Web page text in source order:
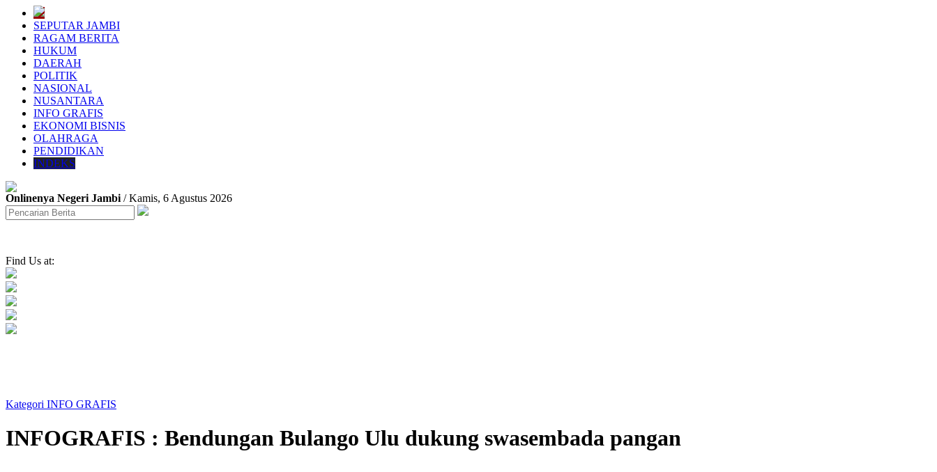
SEPUTAR JAMBI
RAGAM BERITA
HUKUM
DAERAH
POLITIK
NASIONAL
NUSANTARA
INFO GRAFIS
EKONOMI BISNIS
OLAHRAGA
PENDIDIKAN
INDEKS
Onlinenya Negeri Jambi / Kamis, 6 Agustus 2026
Find Us at:
Kategori INFO GRAFIS
INFOGRAFIS : Bendungan Bulango Ulu dukung swasembada pangan